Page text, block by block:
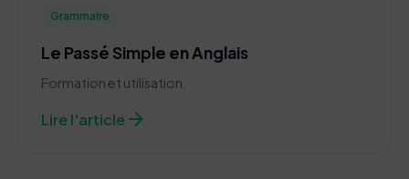
Grammaire
Le Passé Simple en Anglais
Formation et utilisation.
Lire l'articlearrow_forward